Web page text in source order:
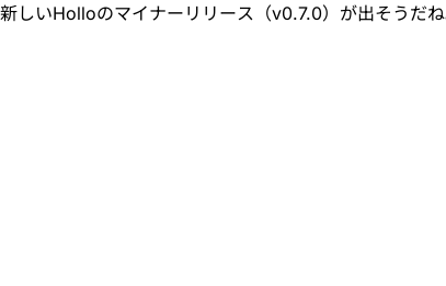
しいHolloのマイナーリリース（v0.7.0）が出そうだね